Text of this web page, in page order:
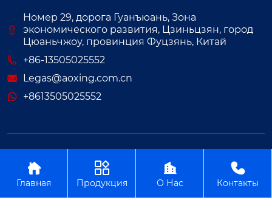
Номер 29, дорога Гуанъюань, Зона
экономического развития, Цзиньцзян, город
Цюаньчжоу, провинция Фуцзянь, Китай
+86-13505025552
Legas@aoxing.com.cn
+8613505025552

Главная

Продукция

О Нас

Контакты